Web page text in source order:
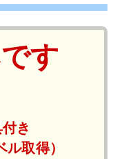
す
き
取得）